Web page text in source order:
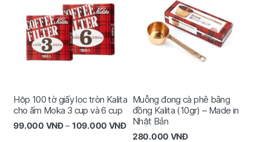
Hộp 100 tờ giấy lọc tròn Kalita
cho ấm Moka 3 cup và 6 cup
99.000 VNĐ– 109.000 VNĐ
Muỗng đong cà phê bằng
đồng Kalita (10gr) – Made in
Nhật Bản
280.000 VNĐ